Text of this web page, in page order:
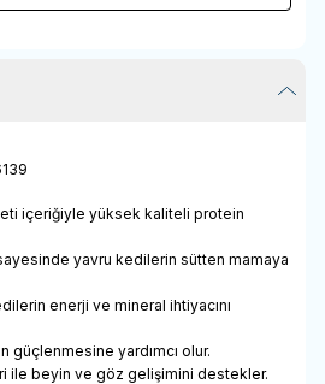
içeriğiyle yüksek kaliteli protein
yavru kedilerin sütten mamaya
enerji ve mineral ihtiyacını
güçlenmesine yardımcı olur.
ile beyin ve göz gelişimini destekler.